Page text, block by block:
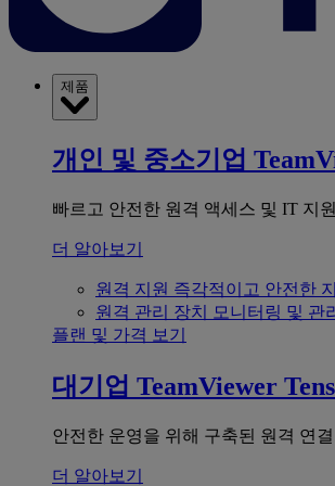
제품
개인 및 중소기업
빠르고 안전한 원격 액세스 및 IT 지
더 알아보기
원격 지원 즉각적이고 안전한
원격 관리 장치 모니터링 및 관
플랜 및 가격 보기
대기업 TeamViewer
안전한 운영을 위해 구축된 원격 연
더 알아보기